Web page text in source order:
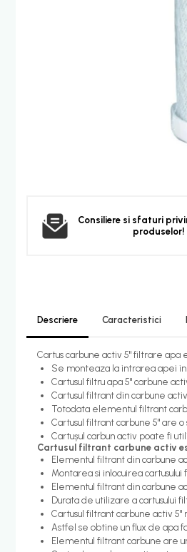
Aplica bec LED
Calorifere electrice
Uscatoare de maini
Uscatoare tip Hotel
Instalatii sanitare - termice
Filtre apa
Racorduri alimentare
Robinet coltar
Organizare baie
Accesorii baie cromate
Bara sprijin - dizabilitati
Consiliere si sfaturi
produselor!
Descriere Caracteristici
Cartus carbune activ 5" filtrare apa
Se monteaza la intrarea apei in
Cartusul filtru apa 5" carbune
Cartusul filtrant din carbune
Totodata elementul filtrant
Cartusul filtrant carbune 5" are
Cartușul carbun activ poate fi
Cartusul filtrant carbune activ
Elementul filtrant din carbune
Montarea si inlocuirea
Elementul filtrant din carbune
Durata de utilizare a cartusului
Cartusul filtrant carbune activ
Astfel se obtine un flux de apa
Elementul filtrant carbune are